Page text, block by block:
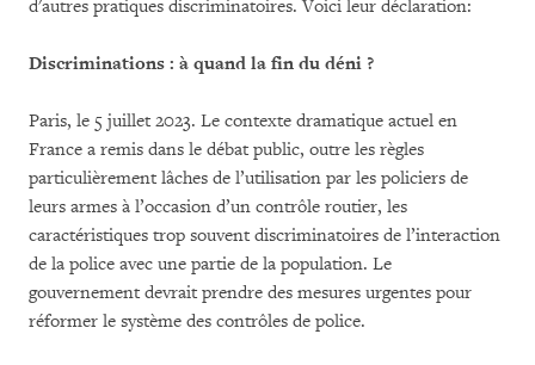
d'autres pratiques discriminatoires. Voici leur déclaration:
Discriminations : à quand la fin du déni ?
Paris, le 5 juillet 2023. Le contexte dramatique actuel en
France a remis dans le débat public, outre les règles
particulièrement lâches de l’utilisation par les policiers de
leurs armes à l’occasion d’un contrôle routier, les
caractéristiques trop souvent discriminatoires de l’interaction
de la police avec une partie de la population. Le
gouvernement devrait prendre des mesures urgentes pour
réformer le système des contrôles de police.